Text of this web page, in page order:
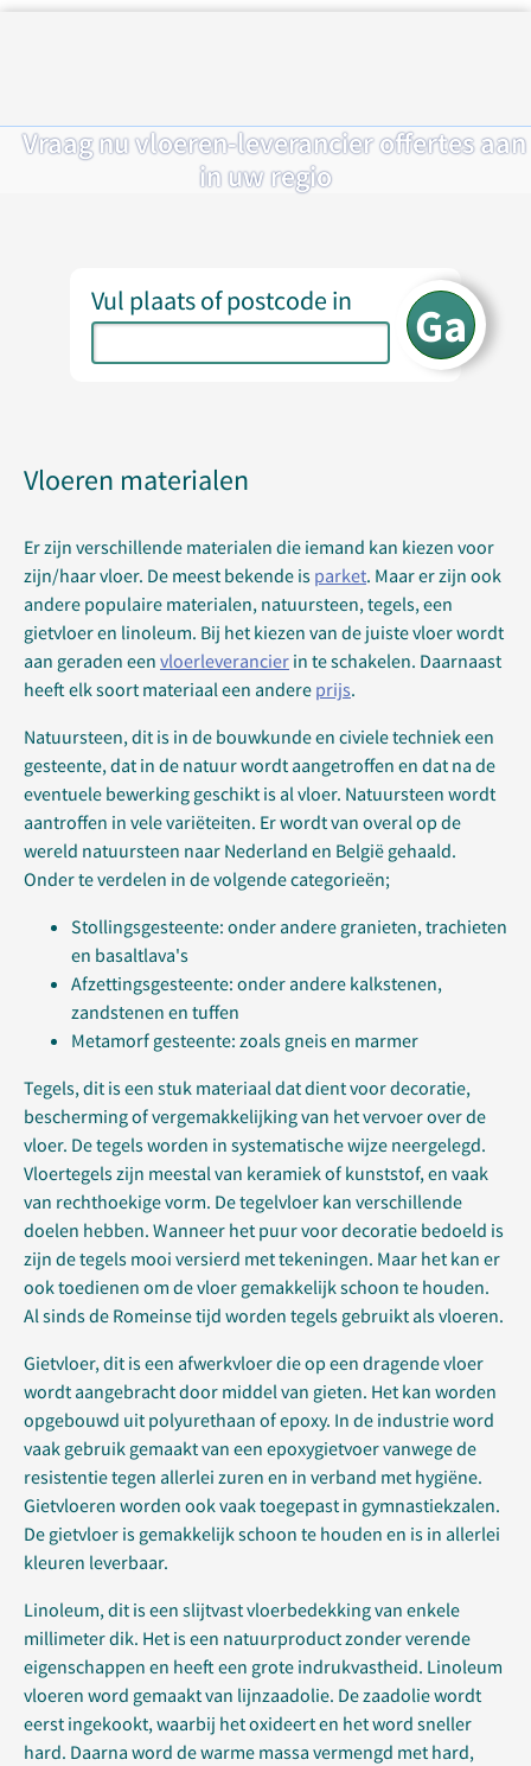
Vraag nu vloeren-leverancier offertes aan
in uw regio
Vul plaats of postcode in
Vloeren materialen
Er zijn verschillende materialen die iemand kan kiezen voor
zijn/haar vloer. De meest bekende is parket. Maar er zijn ook
andere populaire materialen, natuursteen, tegels, een
gietvloer en linoleum. Bij het kiezen van de juiste vloer wordt
aan geraden een vloerleverancier in te schakelen. Daarnaast
heeft elk soort materiaal een andere prijs.
Natuursteen, dit is in de bouwkunde en civiele techniek een
gesteente, dat in de natuur wordt aangetroffen en dat na de
eventuele bewerking geschikt is al vloer. Natuursteen wordt
aantroffen in vele variëteiten. Er wordt van overal op de
wereld natuursteen naar Nederland en België gehaald.
Onder te verdelen in de volgende categorieën;
Stollingsgesteente: onder andere granieten, trachieten
en basaltlava's
Afzettingsgesteente: onder andere kalkstenen,
zandstenen en tuffen
Metamorf gesteente: zoals gneis en marmer
Tegels, dit is een stuk materiaal dat dient voor decoratie,
bescherming of vergemakkelijking van het vervoer over de
vloer. De tegels worden in systematische wijze neergelegd.
Vloertegels zijn meestal van keramiek of kunststof, en vaak
van rechthoekige vorm. De tegelvloer kan verschillende
doelen hebben. Wanneer het puur voor decoratie bedoeld is
zijn de tegels mooi versierd met tekeningen. Maar het kan er
ook toedienen om de vloer gemakkelijk schoon te houden.
Al sinds de Romeinse tijd worden tegels gebruikt als vloeren.
Gietvloer, dit is een afwerkvloer die op een dragende vloer
wordt aangebracht door middel van gieten. Het kan worden
opgebouwd uit polyurethaan of epoxy. In de industrie word
vaak gebruik gemaakt van een epoxygietvoer vanwege de
resistentie tegen allerlei zuren en in verband met hygiëne.
Gietvloeren worden ook vaak toegepast in gymnastiekzalen.
De gietvloer is gemakkelijk schoon te houden en is in allerlei
kleuren leverbaar.
Linoleum, dit is een slijtvast vloerbedekking van enkele
millimeter dik. Het is een natuurproduct zonder verende
eigenschappen en heeft een grote indrukvastheid. Linoleum
vloeren word gemaakt van lijnzaadolie. De zaadolie wordt
eerst ingekookt, waarbij het oxideert en het word sneller
hard. Daarna word de warme massa vermengd met hard,